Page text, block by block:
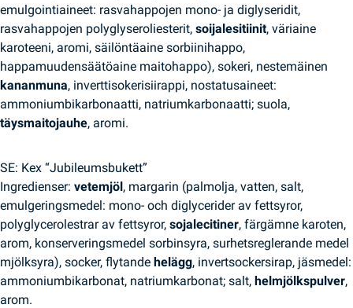
emulgointiaineet: rasvahappojen mono- ja diglyseridit,
rasvahappojen polyglyseroliesterit, soijalesitiinit, väriaine
karoteeni, aromi, säilöntäaine sorbiinihappo,
happamuudensäätöaine maitohappo), sokeri, nestemäinen
kananmuna, inverttisokerisiirappi, nostatusaineet:
ammoniumbikarbonaatti, natriumkarbonaatti; suola,
täysmaitojauhe, aromi.
SE: Kex “Jubileumsbukett”
Ingredienser: vetemjöl, margarin (palmolja, vatten, salt,
emulgeringsmedel: mono- och diglycerider av fettsyror,
polyglycerolestrar av fettsyror, sojalecitiner, färgämne karoten,
arom, konserveringsmedel sorbinsyra, surhetsreglerande medel
mjölksyra), socker, flytande helägg, invertsockersirap, jäsmedel:
ammoniumbikarbonat, natriumkarbonat; salt, helmjölkspulver,
arom.